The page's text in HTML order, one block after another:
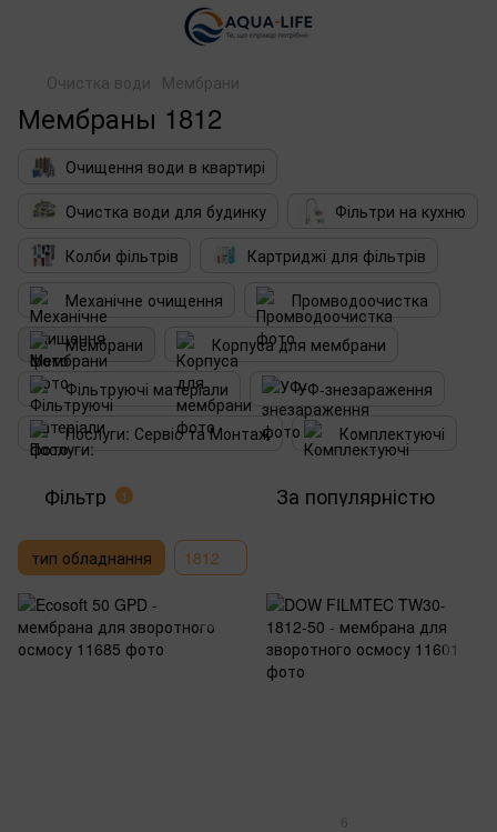
Очистка води Мембрани
Мембраны 1812
Очищення води в квартирі
Очистка води для будинку
Фільтри на кухню
Колби фільтрів
Картриджі для фільтрів
Механічне очищення
Промводоочистка
Мембрани
Корпуса для мембрани
Фільтруючі матеріали
УФ-знезараження
Послуги: Сервіс та Монтаж
Комплектуючі
Фільтр 1 За популярністю
тип обладнання 1812
6